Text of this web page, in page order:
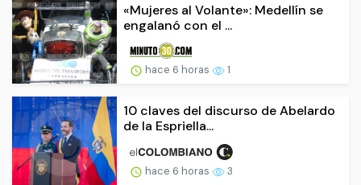
«Mujeres al Volante»: Medellín se
engalanó con el ...
hace 6 horas 1
10 claves del discurso de Abelardo
de la Espriella...
hace 6 horas 3